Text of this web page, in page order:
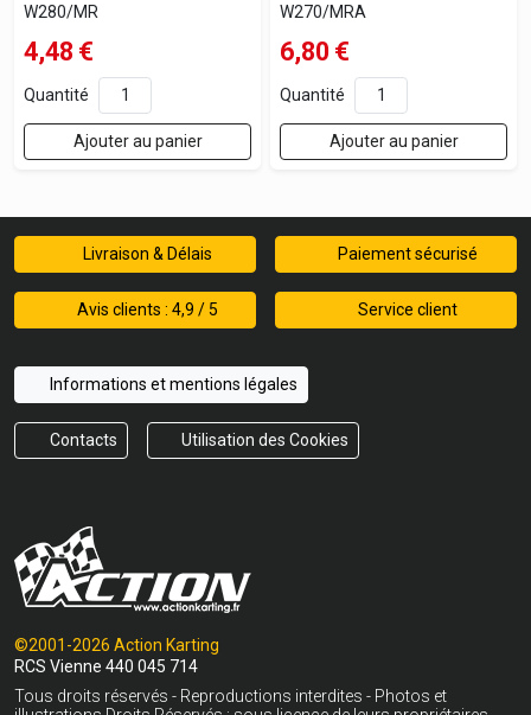
W280/MR
4,48 €
Quantité
Ajouter au panier
W270/MRA
6,80 €
Quantité
Ajouter au panier
Livraison & Délais Paiement sécurisé
Avis clients : 4,9 / 5 Service client
Informations et mentions légales
Contacts Utilisation des Cookies
©2001-2026 Action Karting
RCS Vienne 440 045 714
Tous droits réservés - Reproductions interdites - Photos et